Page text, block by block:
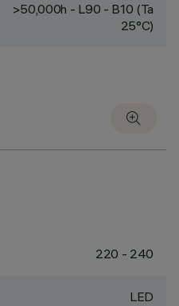
>50,000h - L90 - B10 (Ta
25°C)
220 - 240
LED